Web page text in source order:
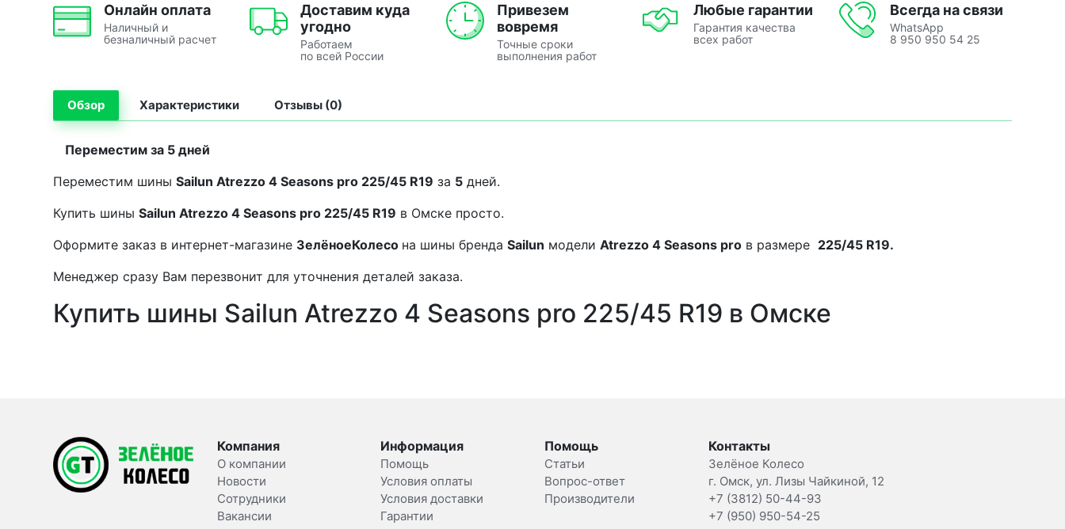
Онлайн оплата
Наличный и
безналичный расчет
Доставим куда
угодно
Работаем
по всей России
Привезем
вовремя
Точные сроки
выполнения работ
Любые гарантии
Гарантия качества
всех работ
Всегда на связи
WhatsApp
8 950 950 54 25
Обзор Характеристики Отзывы (0)
Переместим за 5 дней
Переместим шины Sailun Atrezzo 4 Seasons pro 225/45 R19 за 5 дней.
Купить шины Sailun Atrezzo 4 Seasons pro 225/45 R19 в Омске просто.
Оформите заказ в интернет-магазине ЗелёноеКолесо на шины бренда Sailun модели Atrezzo 4 Seasons pro в размере 225/45 R19.
Менеджер сразу Вам перезвонит для уточнения деталей заказа.
Купить шины Sailun Atrezzo 4 Seasons pro 225/45 R19 в Омске
Компания
О компании
Новости
Сотрудники
Вакансии
Информация
Помощь
Условия оплаты
Условия доставки
Гарантии
Помощь
Статьи
Вопрос-ответ
Производители
Контакты
Зелёное Колесо
г. Омск, ул. Лизы Чайкиной, 12
+7 (3812) 50-44-93
+7 (950) 950-54-25